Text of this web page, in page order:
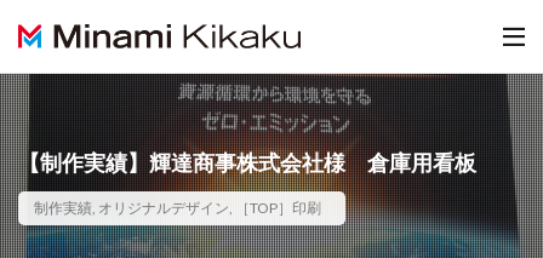
【制作実績】輝達商事株式会社様 倉庫用看板
制作実績, オリジナルデザイン, ［TOP］印刷